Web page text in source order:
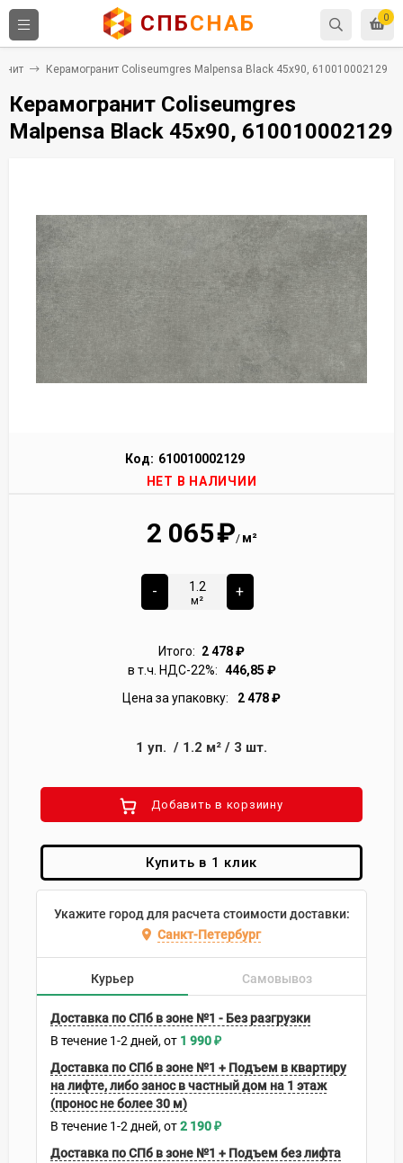
0
СПБСНАБ
Керамогранит Coliseumgres Malpensa Black 45x90, 610010002129
Керамогранит Coliseumgres
Malpensa Black 45x90, 610010002129
Код: 610010002129
НЕТ В НАЛИЧИИ
2 065₽/ м²
-
м²
+
Итого: 2 478₽
в т.ч. НДС-22%: 446,85 ₽
Цена за упаковку:
2 478₽
1 уп. / 1.2 м² / 3 шт.
Добавить в корзиину
Купить в 1 клик
Укажите город для расчета стоимости доставки:
Санкт-Петербург
Курьер Самовывоз
Доставка по СПб в зоне №1 - Без разгрузки
В течение 1-2 дней 1 990₽
Доставка по СПб в зоне №1 + Подъем в квартиру
на лифте, либо занос в частный дом на 1 этаж
(пронос не более 30 м)
В течение 1-2 дней 2 190₽
Доставка по СПб в зоне №1 + Подъем без лифта